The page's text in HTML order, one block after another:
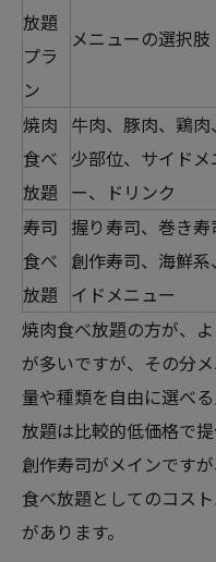
放題
プラ
ン
メニューの選択肢
焼肉
食べ
放題
牛肉、豚肉、鶏肉
少部位、サイドメ
ー、ドリンク
寿司
食べ
放題
握り寿司、巻き寿
創作寿司、海鮮系
イドメニュー
焼肉食べ放題の方が、
が多いですが、その分
量や種類を自由に選べ
放題は比較的低価格で
創作寿司がメインです
食べ放題としてのコス
があります。